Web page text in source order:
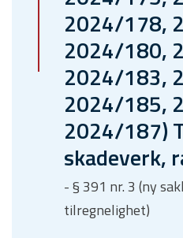
2024/178,
2024/180,
2024/183,
2024/185,
2024/187)
skadeverk,
- § 391 nr. 3 (ny
tilregnelighet)